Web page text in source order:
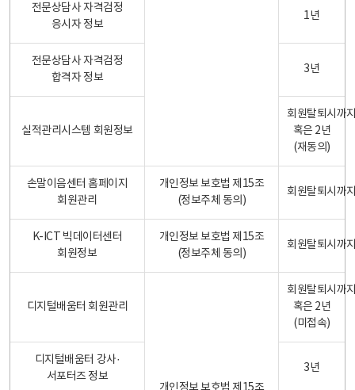
전문상담사 자격검정
응시자 정보
1년
전문상담사 자격검정
합격자 정보
3년
실적관리시스템 회원정보
회원탈퇴시까
혹은 2년
(재동의)
손말이음센터 홈페이지
회원관리
개인정보 보호법 제15조
(정보주체 동의)
회원탈퇴시까
K-ICT 빅데이터센터
회원정보
개인정보 보호법 제15조
(정보주체 동의)
회원탈퇴시까
디지털배움터 회원관리
개인정보 보호법 제15조
회원탈퇴시까
혹은 2년
(미접속)
디지털배움터 강사·
서포터즈 정보
3년